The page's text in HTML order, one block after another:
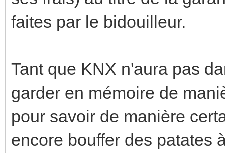
faites par le bidouilleur.
Tant que KNX n'aura pas
garder en mémoire de
pour savoir de manière
encore bouffer des patates